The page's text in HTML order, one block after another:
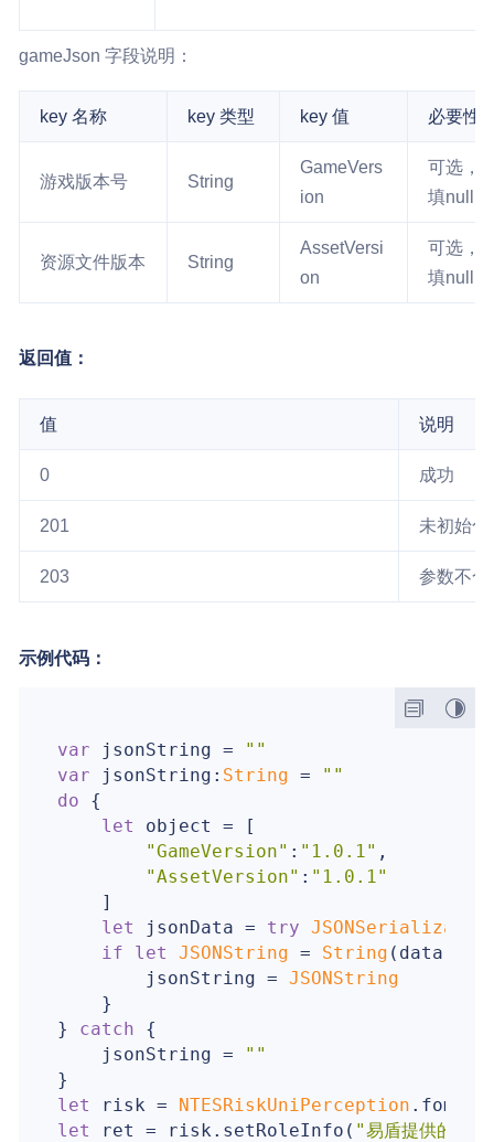
gameJson 字段说明：
key 名称 key 类型 key 值 必要性
游戏版本号 String
GameVers
ion
可选，
填null
资源文件版本 String
AssetVersi
on
可选，
填null
返回值：
值 说明
0 成功
201 未初始化
203 参数不合
示例代码：
var jsonString = ""
var jsonString: String = ""
do {
let
object = [
"GameVersion" : "1.0.1" ,
"AssetVersion" : "1.0.1"
    ]
let
jsonData = try
if
let JSONString = String (data:
        jsonString =
JSONString
    }
} catch {
    jsonString =
""
let
risk = NTESRiskUniPerception
let
ret = risk.setRoleInfo( "易盾提供的业